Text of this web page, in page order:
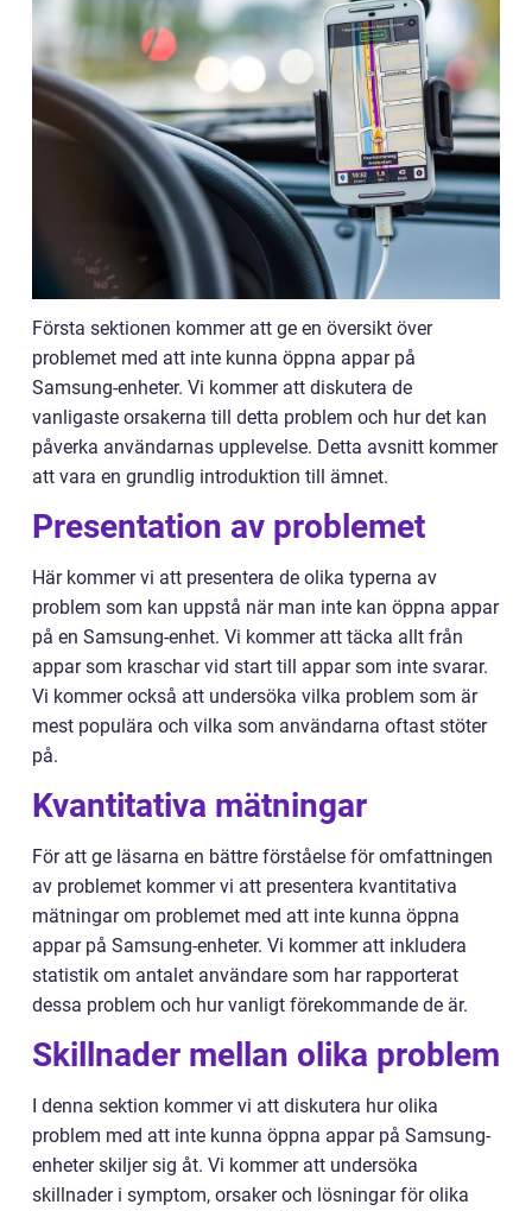
Första sektionen kommer att ge en översikt över
problemet med att inte kunna öppna appar på
Samsung-enheter. Vi kommer att diskutera de
vanligaste orsakerna till detta problem och hur det kan
påverka användarnas upplevelse. Detta avsnitt kommer
att vara en grundlig introduktion till ämnet.
Presentation av problemet
Här kommer vi att presentera de olika typerna av
problem som kan uppstå när man inte kan öppna appar
på en Samsung-enhet. Vi kommer att täcka allt från
appar som kraschar vid start till appar som inte svarar.
Vi kommer också att undersöka vilka problem som är
mest populära och vilka som användarna oftast stöter
på.
Kvantitativa mätningar
För att ge läsarna en bättre förståelse för omfattningen
av problemet kommer vi att presentera kvantitativa
mätningar om problemet med att inte kunna öppna
appar på Samsung-enheter. Vi kommer att inkludera
statistik om antalet användare som har rapporterat
dessa problem och hur vanligt förekommande de är.
Skillnader mellan olika problem
I denna sektion kommer vi att diskutera hur olika
problem med att inte kunna öppna appar på Samsung-
enheter skiljer sig åt. Vi kommer att undersöka
skillnader i symptom, orsaker och lösningar för olika